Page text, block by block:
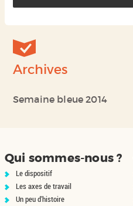
Archives
Semaine bleue 2014
Qui sommes-nous ?
Le dispositif
Les axes de travail
Un peu d'histoire